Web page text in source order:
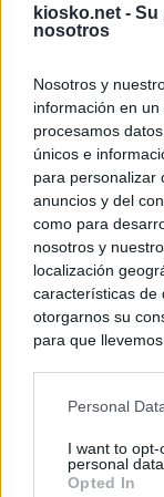
kiosko.net - Su
nosotros
Nosotros y
información en
procesamos
únicos e
para personalizar
anuncios y del
como para
nosotros y
localización
características de
otorgarnos su
para que
negar su
de su
rechazar tal
Personal
I want to
personal data.
Opted In